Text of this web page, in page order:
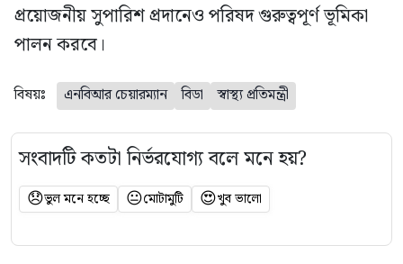
প্রয়োজনীয় সুপারিশ প্রদানেও পরিষদ গুরুত্বপূর্ণ ভূমিকা
পালন করবে।
বিষয়ঃ এনবিআর চেয়ারম্যান বিডা স্বাস্থ্য প্রতিমন্ত্রী
সংবাদটি কতটা নির্ভরযোগ্য বলে মনে হয়?
😞ভুল মনে হচ্ছে 😐মোটামুটি 😍খুব ভালো